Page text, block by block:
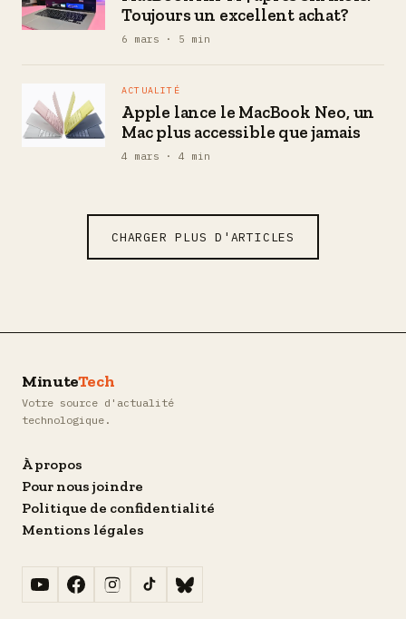
Toujours un excellent achat?
6 mars · 5 min
ACTUALITÉ
Apple lance le MacBook Neo, un
Mac plus accessible que jamais
4 mars · 4 min
CHARGER PLUS D'ARTICLES
MinuteTech
Votre source d'actualité
technologique.
À propos
Pour nous joindre
Politique de confidentialité
Mentions légales